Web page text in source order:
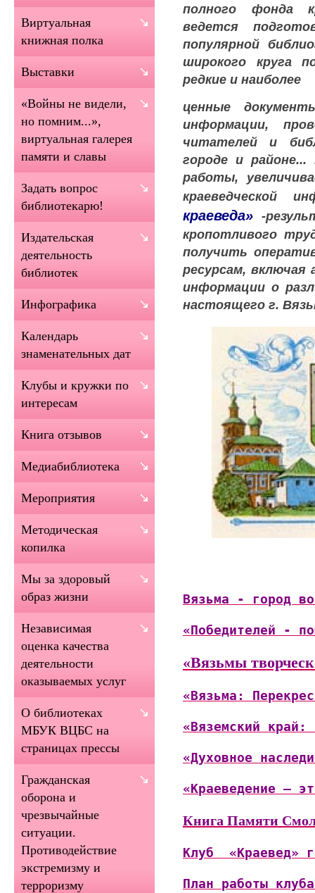
полного фонда
ведется
популярной
широкого круга
редкие и наиболее
ценные
информации,
читателей и
городе и
работы,
краеведческой
краеведа» -
кропотливого
получить
ресурсам, включая
информации о
настоящего г.
Вязьма - город
«Победителей -
«Вязьмы
«Вязьма:
«Вяземский край:
«Духовное
«Краеведение –
Книга Памяти
Клуб  «Краевед»
План работы
Виртуальная
книжная полка
Выставки
«Войны не видели,
но помним...»,
виртуальная галерея
памяти и славы
Задать вопрос
библиотекарю!
Издательская
деятельность
библиотек
Инфографика
Календарь
знаменательных дат
Клубы и кружки по
интересам
Книга отзывов
Медиабиблиотека
Мероприятия
Методическая
копилка
Мы за здоровый
образ жизни
Независимая
оценка качества
деятельности
оказываемых услуг
О библиотеках
МБУК ВЦБС на
страницах прессы
Гражданская
оборона и
чрезвычайные
ситуации.
Противодействие
экстремизму и
терроризму